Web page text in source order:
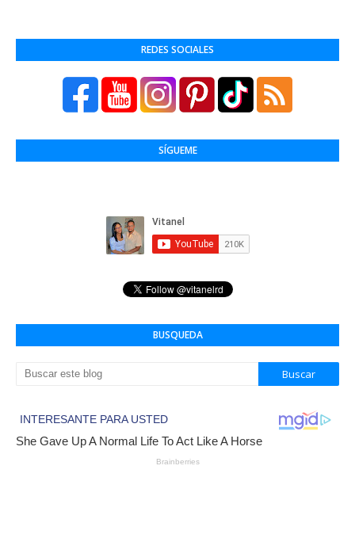
REDES SOCIALES
SÍGUEME
BUSQUEDA